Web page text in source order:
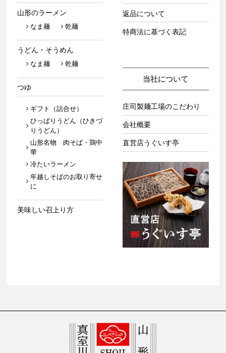
山形のラーメン
なま麺
乾麺
うどん・そうめん
なま麺
乾麺
つゆ
ギフト（詰合せ）
ひっぱりうどん（ひきづ
りうどん）
山形名物 肉そば・鶏中
華
冷たいラーメン
年越しそばのお取り寄せ
に
美味しい召上り方
返品について
特商法に基づく表記
当社について
庄司製麺工場のこだわり
会社概要
直営店うぐいす亭